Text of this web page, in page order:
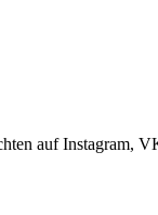
auf Instagram,